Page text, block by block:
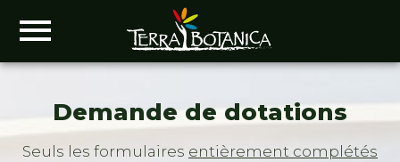
Demande de dotations
Seuls les formulaires entièrement complétés